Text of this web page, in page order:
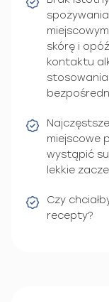
skórę i
kontaktu
miejscowe
wystąpić
lekkie
Czy
recepty?